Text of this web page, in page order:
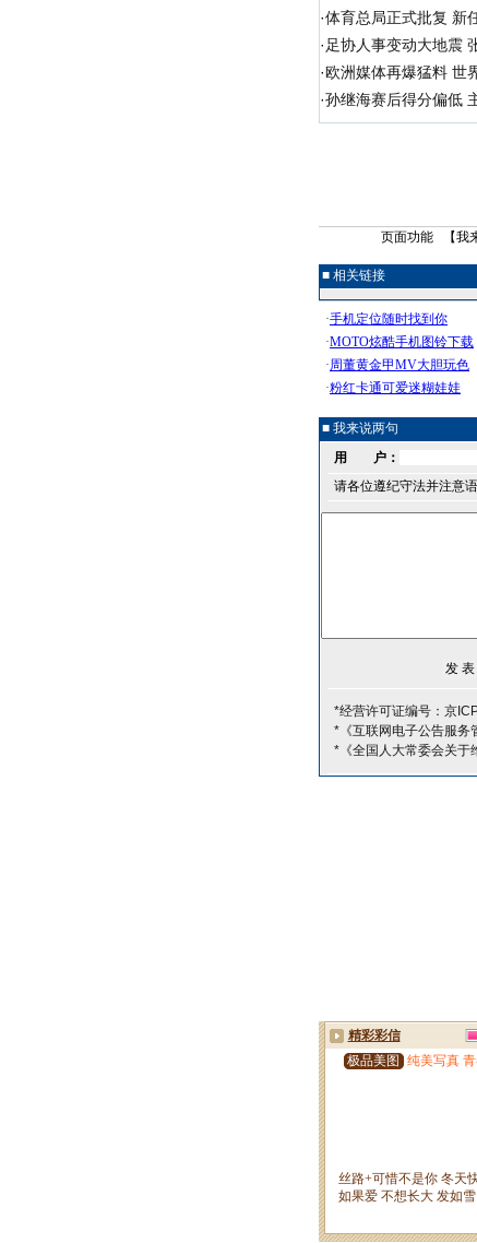
·体育总局正式批复 新
· 足协人事变动大地震
·欧洲媒体再爆猛料 世
·孙继海赛后得分偏低
页面功能 【我
■ 相关链接
■ 我来说两句
用 户：
请各位遵纪守法并注意语
*经营许可证编号：京
*《互联网电子公告服务
*《全国人大常委会关于